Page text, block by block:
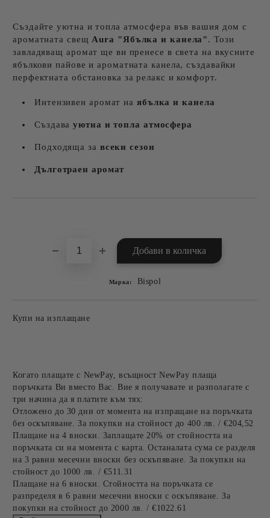
Създайте уютна и топла атмосфера във вашия дом с
ароматната свещ Aura "Ябълка и канела". Този
завладяващ аромат ще ви пренесе в света на вкусните
ябълкови пайове и ароматната канела, създавайки
перфектната обстановка за релакс и комфорт.
Интензивен аромат на ябълка и канела
Създавауютна и топла атмосфера
Подходяща за всеки сезон
Дълготраен аромат
Марка: Bispol
Купи на изплащане
Когато плащате с NewPay, всъщност NewPay плаща
поръчката Ви вместо Вас. Вие я получавате и разполагате с
три начина да я платите към тях:
Отложено до 30 дни от момента на изпращане на поръчката
без оскъпяване. За покупки на стойност до 400 лв. / €204,52
Плащане на 4 вноски. Заплащате 20% от стойността на
поръчката си на момента с карта. Останалата сума се разделя
на 3 равни месечни вноски без оскъпяване. За покупки на
стойност до 1000 лв. / €511.31
Плащане на 6 вноски. Стойността на поръчката се
разпределя в 6 равни месечни вноски с оскъпяване. За
покупки на стойност до 2000 лв. / €1022.61